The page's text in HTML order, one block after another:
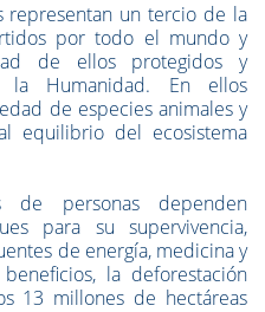
representan un tercio de la
por todo el mundo y
de ellos protegidos y
la Humanidad. En ellos
de especies animales y
equilibrio del ecosistema
de personas dependen
para su supervivencia,
de energía, medicina y
la deforestación
13 millones de hectáreas